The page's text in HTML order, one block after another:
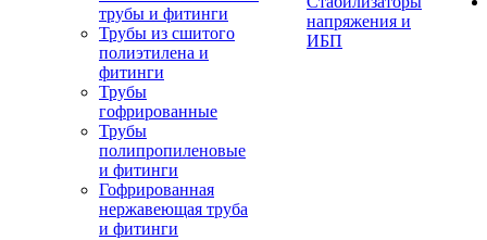
трубы и фитинги
Трубы из сшитого
полиэтилена и
фитинги
Трубы
гофрированные
Трубы
полипропиленовые
и фитинги
Гофрированная
нержавеющая труба
и фитинги
напряжения и
ИБП